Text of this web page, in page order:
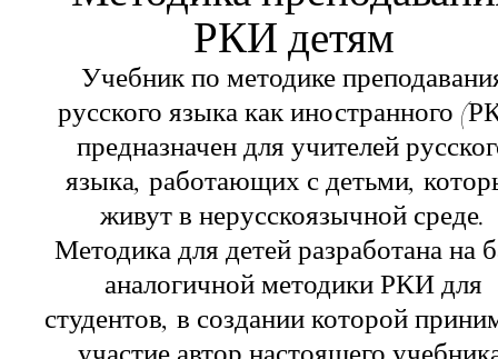
РКИ детям
Учебник по методике
русского языка как иностранного
предназначен для учителей
языка, работающих с детьми,
живут в нерусскоязычной среде.
Методика для детей разработана на
аналогичной методики РКИ для
студентов, в создании которой